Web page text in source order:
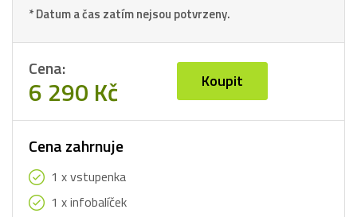
* Datum a čas zatím nejsou potvrzeny.
Cena:
6 290 Kč Koupit
Cena zahrnuje
1 x vstupenka
1 x infobalíček